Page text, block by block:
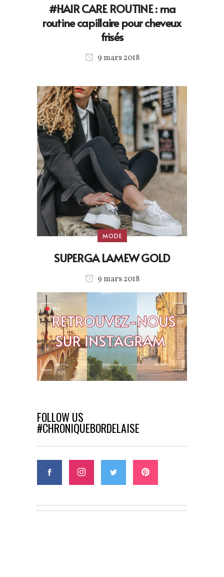
#HAIR CARE ROUTINE : ma
routine capillaire pour cheveux
frisés
9 mars 2018
MODE
SUPERGA LAMEW GOLD
9 mars 2018
FOLLOW US
#CHRONIQUEBORDELAISE